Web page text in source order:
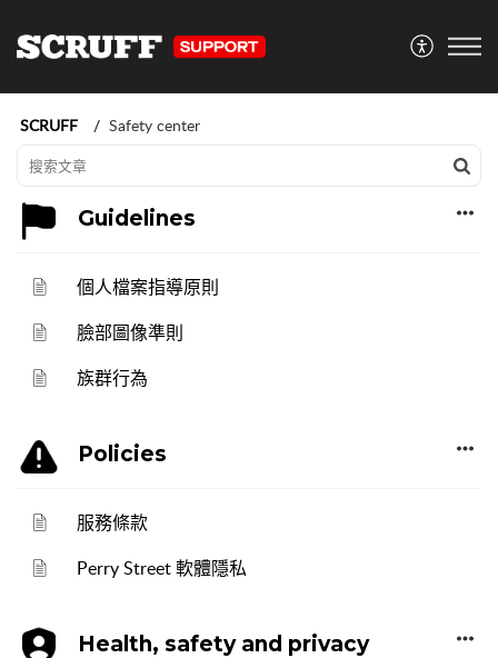
SCRUFF Safety center
Guidelines
個人檔案指導原則
臉部圖像準則
族群行為
Policies
服務條款
Perry Street 軟體隱私
Health, safety and privacy